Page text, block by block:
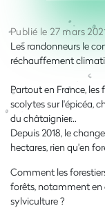
Publié le 27 mars
Les randonneurs le
réchauffement
Partout en France,
scolytes sur l'épicéa,
du châtaignier...
Depuis 2018, le
hectares, rien qu'en
Comment les
forêts, notamment en
sylviculture ?